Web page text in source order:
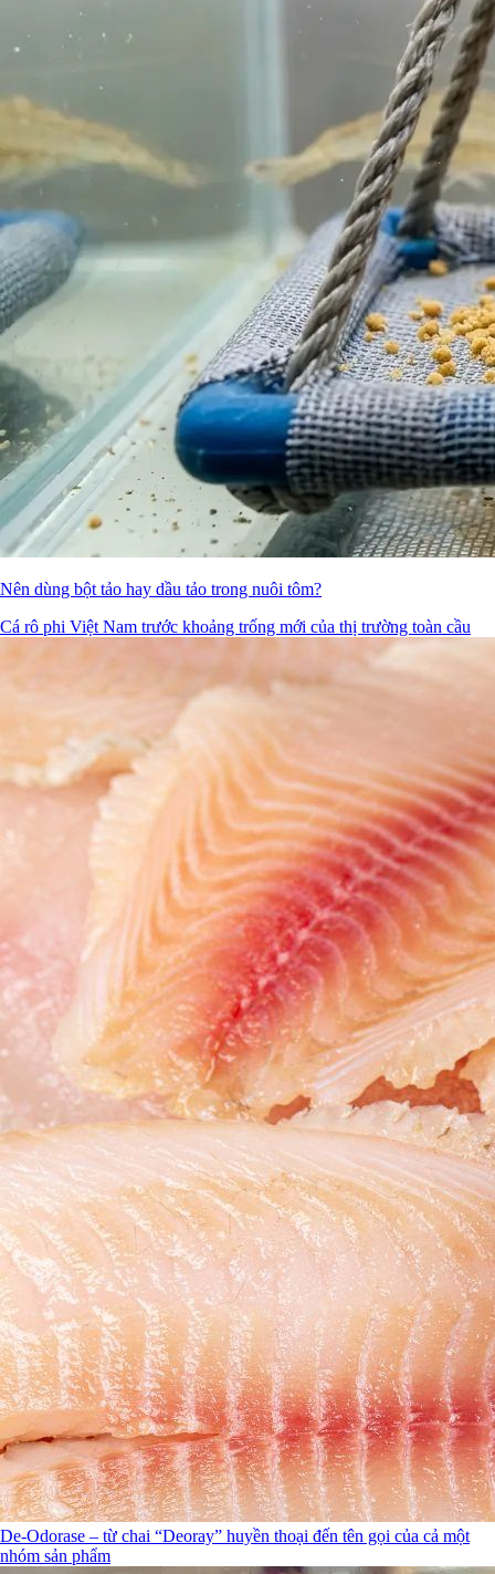
Nên dùng bột tảo hay dầu tảo trong nuôi tôm?
Cá rô phi Việt Nam trước khoảng trống mới của thị trường toàn cầu
De-Odorase – từ chai “Deoray” huyền thoại đến tên gọi của cả một
nhóm sản phẩm